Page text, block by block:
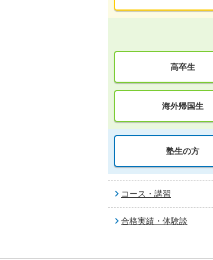
高卒生
海外帰国生
塾生の方
コース・講習
合格実績・体験談